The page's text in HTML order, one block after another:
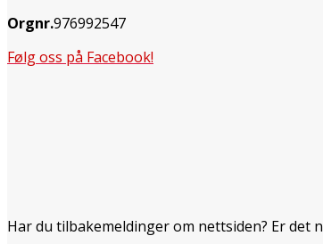
Orgnr.976992547
Følg oss på Facebook!
Har du tilbakemeldinger om nettsiden? Er det